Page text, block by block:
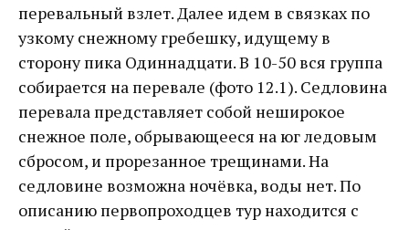
перевальный взлет. Далее идем в связках по
узкому снежному гребешку, идущему в
сторону пика Одиннадцати. В 10-50 вся группа
собирается на перевале (фото 12.1). Седловина
перевала представляет собой неширокое
снежное поле, обрывающееся на юг ледовым
сбросом, и прорезанное трещинами. На
седловине возможна ночёвка, воды нет. По
описанию первопроходцев тур находится с